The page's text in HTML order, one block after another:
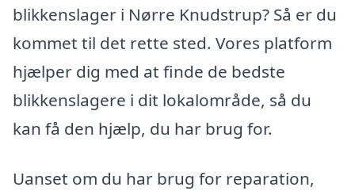
blikkenslager i Nørre Knudstrup? Så er du
kommet til det rette sted. Vores platform
hjælper dig med at finde de bedste
blikkenslagere i dit lokalområde, så du
kan få den hjælp, du har brug for.
Uanset om du har brug for reparation,